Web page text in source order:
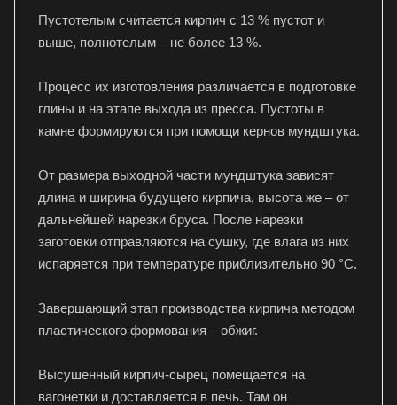
Пустотелым считается кирпич с 13 % пустот и
выше, полнотелым – не более 13 %.
Процесс их изготовления различается в подготовке
глины и на этапе выхода из пресса. Пустоты в
камне формируются при помощи кернов мундштука.
От размера выходной части мундштука зависят
длина и ширина будущего кирпича, высота же – от
дальнейшей нарезки бруса. После нарезки
заготовки отправляются на сушку, где влага из них
испаряется при температуре приблизительно 90 °C.
Завершающий этап производства кирпича методом
пластического формования – обжиг.
Высушенный кирпич-сырец помещается на
вагонетки и доставляется в печь. Там он